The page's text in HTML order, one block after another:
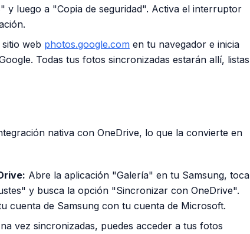
y luego a "Copia de seguridad". Activa el interruptor
sitio web photos.google.com en tu navegador e inicia
Todas tus fotos sincronizadas estarán allí, listas
nativa con OneDrive, lo que la convierte en
Abre la aplicación "Galería" en tu Samsung, toca
y busca la opción "Sincronizar con OneDrive".
cuenta de Samsung con tu cuenta de Microsoft.
vez sincronizadas, puedes acceder a tus fotos